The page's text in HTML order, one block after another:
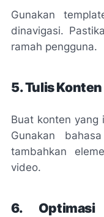
Gunakan
dinavigasi.
ramah pengguna.
5. Tulis
Buat konten yang
Gunakan
tambahkan
video.
6.